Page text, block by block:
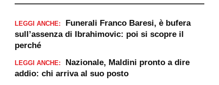
LEGGI ANCHE:
Funerali Franco Baresi, è bufera
sull’assenza di Ibrahimovic: poi si scopre il
perché
LEGGI ANCHE:
Nazionale, Maldini pronto a dire
addio: chi arriva al suo posto